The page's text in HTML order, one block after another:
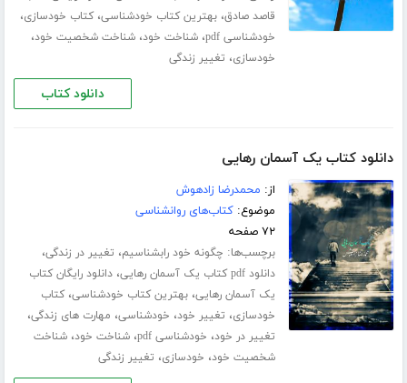
قاصد صادق،بهترین کتاب خودشناسی،کتاب خودسازی،
خودشناسی pdf ،شناخت خود،شناخت شخصیت خود،
خودسازی، تغییر زندگی
دانلود کتاب
دانلود کتاب یک آسمان رهایی
از: محمدرضا زادهوش
موضوع:کتاب‌های روانشناسی
۷۲ صفحه
برچسب‌ها: چگونه خود رابشناسیم، تغییر در زندگی،
دانلود pdf کتاب یک آسمان رهایی ،دانلود رایگان کتاب
یک آسمان رهایی،بهترین کتاب خودشناسی،کتاب
خودسازی، تغییر خود، خودشناسی، مهارت های زندگی،
تغییر در خود، خودشناسی pdf ،شناخت خود،شناخت
شخصیت خود، خودسازی، تغییر زندگی